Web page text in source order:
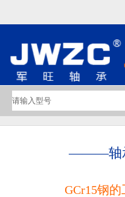
———轴
GCr15钢